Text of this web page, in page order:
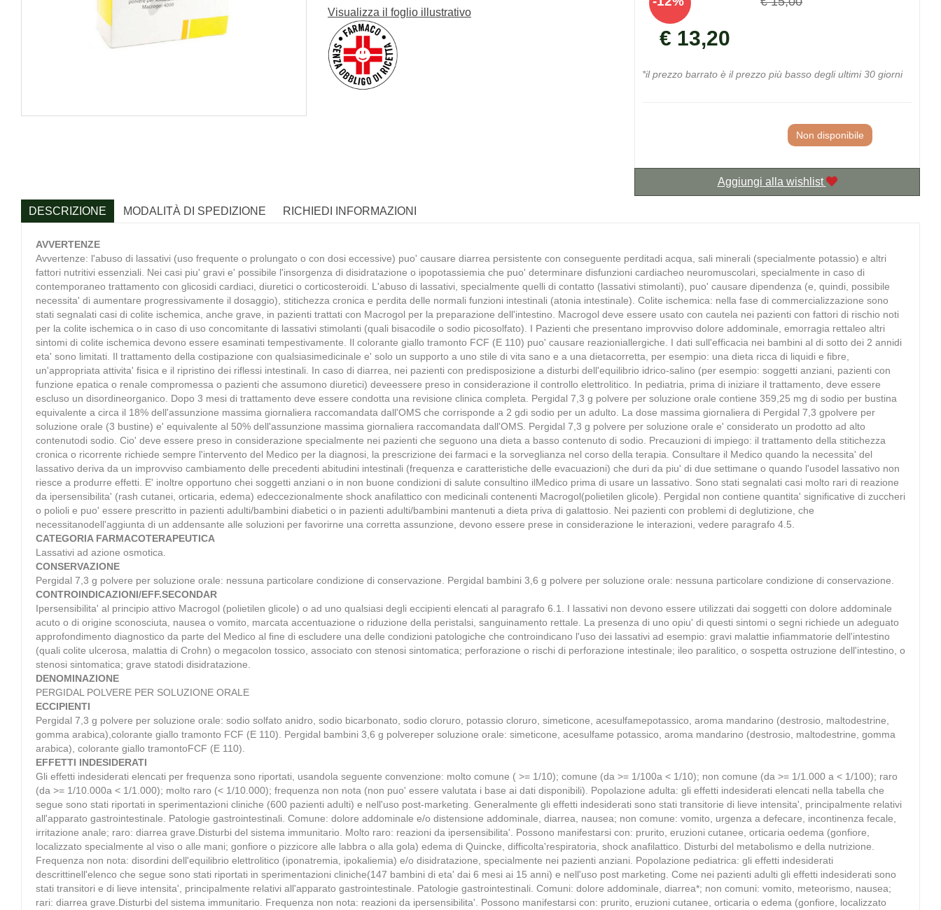
Visualizza il foglio illustrativo
del
€ 13,20
*il prezzo barrato è il prezzo più basso degli ultimi 30 giorni
Non disponibile
Aggiungi alla wishlist
DESCRIZIONE MODALITÀ DI SPEDIZIONE RICHIEDI INFORMAZIONI
AVVERTENZE
Avvertenze: l'abuso di lassativi (uso frequente o prolungato o con dosi eccessive) puo' causare diarrea persistente con conseguente perditadi acqua, sali minerali (specialmente potassio) e altri
fattori nutritivi essenziali. Nei casi piu' gravi e' possibile l'insorgenza di disidratazione o ipopotassiemia che puo' determinare disfunzioni cardiacheo neuromuscolari, specialmente in caso di
contemporaneo trattamento con glicosidi cardiaci, diuretici o corticosteroidi. L'abuso di lassativi, specialmente quelli di contatto (lassativi stimolanti), puo' causare dipendenza (e, quindi, possibile
necessita' di aumentare progressivamente il dosaggio), stitichezza cronica e perdita delle normali funzioni intestinali (atonia intestinale). Colite ischemica: nella fase di commercializzazione sono
stati segnalati casi di colite ischemica, anche grave, in pazienti trattati con Macrogol per la preparazione dell'intestino. Macrogol deve essere usato con cautela nei pazienti con fattori di rischio noti
per la colite ischemica o in caso di uso concomitante di lassativi stimolanti (quali bisacodile o sodio picosolfato). I Pazienti che presentano improvviso dolore addominale, emorragia rettaleo altri
sintomi di colite ischemica devono essere esaminati tempestivamente. Il colorante giallo tramonto FCF (E 110) puo' causare reazioniallergiche. I dati sull'efficacia nei bambini al di sotto dei 2 annidi
eta' sono limitati. Il trattamento della costipazione con qualsiasimedicinale e' solo un supporto a uno stile di vita sano e a una dietacorretta, per esempio: una dieta ricca di liquidi e fibre,
un'appropriata attivita' fisica e il ripristino dei riflessi intestinali. In caso di diarrea, nei pazienti con predisposizione a disturbi dell'equilibrio idrico-salino (per esempio: soggetti anziani, pazienti con
funzione epatica o renale compromessa o pazienti che assumono diuretici) deveessere preso in considerazione il controllo elettrolitico. In pediatria, prima di iniziare il trattamento, deve essere
escluso un disordineorganico. Dopo 3 mesi di trattamento deve essere condotta una revisione clinica completa. Pergidal 7,3 g polvere per soluzione orale contiene 359,25 mg di sodio per bustina
equivalente a circa il 18% dell'assunzione massima giornaliera raccomandata dall'OMS che corrisponde a 2 gdi sodio per un adulto. La dose massima giornaliera di Pergidal 7,3 gpolvere per
soluzione orale (3 bustine) e' equivalente al 50% dell'assunzione massima giornaliera raccomandata dall'OMS. Pergidal 7,3 g polvere per soluzione orale e' considerato un prodotto ad alto
contenutodi sodio. Cio' deve essere preso in considerazione specialmente nei pazienti che seguono una dieta a basso contenuto di sodio. Precauzioni di impiego: il trattamento della stitichezza
cronica o ricorrente richiede sempre l'intervento del Medico per la diagnosi, la prescrizione dei farmaci e la sorveglianza nel corso della terapia. Consultare il Medico quando la necessita' del
lassativo deriva da un improvviso cambiamento delle precedenti abitudini intestinali (frequenza e caratteristiche delle evacuazioni) che duri da piu' di due settimane o quando l'usodel lassativo non
riesce a produrre effetti. E' inoltre opportuno chei soggetti anziani o in non buone condizioni di salute consultino ilMedico prima di usare un lassativo. Sono stati segnalati casi molto rari di reazione
da ipersensibilita' (rash cutanei, orticaria, edema) edeccezionalmente shock anafilattico con medicinali contenenti Macrogol(polietilen glicole). Pergidal non contiene quantita' significative di zuccheri
o polioli e puo' essere prescritto in pazienti adulti/bambini diabetici o in pazienti adulti/bambini mantenuti a dieta priva di galattosio. Nei pazienti con problemi di deglutizione, che
necessitanodell'aggiunta di un addensante alle soluzioni per favorirne una corretta assunzione, devono essere prese in considerazione le interazioni, vedere paragrafo 4.5.
CATEGORIA FARMACOTERAPEUTICA
Lassativi ad azione osmotica.
CONSERVAZIONE
Pergidal 7,3 g polvere per soluzione orale: nessuna particolare condizione di conservazione. Pergidal bambini 3,6 g polvere per soluzione orale: nessuna particolare condizione di conservazione.
CONTROINDICAZIONI/EFF.SECONDAR
Ipersensibilita' al principio attivo Macrogol (polietilen glicole) o ad uno qualsiasi degli eccipienti elencati al paragrafo 6.1. I lassativi non devono essere utilizzati dai soggetti con dolore addominale
acuto o di origine sconosciuta, nausea o vomito, marcata accentuazione o riduzione della peristalsi, sanguinamento rettale. La presenza di uno opiu' di questi sintomi o segni richiede un adeguato
approfondimento diagnostico da parte del Medico al fine di escludere una delle condizioni patologiche che controindicano l'uso dei lassativi ad esempio: gravi malattie infiammatorie dell'intestino
(quali colite ulcerosa, malattia di Crohn) o megacolon tossico, associato con stenosi sintomatica; perforazione o rischi di perforazione intestinale; ileo paralitico, o sospetta ostruzione dell'intestino, o
stenosi sintomatica; grave statodi disidratazione.
DENOMINAZIONE
PERGIDAL POLVERE PER SOLUZIONE ORALE
ECCIPIENTI
Pergidal 7,3 g polvere per soluzione orale: sodio solfato anidro, sodio bicarbonato, sodio cloruro, potassio cloruro, simeticone, acesulfamepotassico, aroma mandarino (destrosio, maltodestrine,
gomma arabica),colorante giallo tramonto FCF (E 110). Pergidal bambini 3,6 g polvereper soluzione orale: simeticone, acesulfame potassico, aroma mandarino (destrosio, maltodestrine, gomma
arabica), colorante giallo tramontoFCF (E 110).
EFFETTI INDESIDERATI
Gli effetti indesiderati elencati per frequenza sono riportati, usandola seguente convenzione: molto comune ( >= 1/10); comune (da >= 1/100a < 1/10); non comune (da >= 1/1.000 a < 1/100); raro
(da >= 1/10.000a < 1/1.000); molto raro (< 1/10.000); frequenza non nota (non puo' essere valutata i base ai dati disponibili). Popolazione adulta: gli effetti indesiderati elencati nella tabella che
segue sono stati riportati in sperimentazioni cliniche (600 pazienti adulti) e nell'uso post-marketing. Generalmente gli effetti indesiderati sono stati transitorie di lieve intensita', principalmente relativi
all'apparato gastrointestinale. Patologie gastrointestinali. Comune: dolore addominale e/o distensione addominale, diarrea, nausea; non comune: vomito, urgenza a defecare, incontinenza fecale,
irritazione anale; raro: diarrea grave.Disturbi del sistema immunitario. Molto raro: reazioni da ipersensibilita'. Possono manifestarsi con: prurito, eruzioni cutanee, orticaria oedema (gonfiore,
localizzato specialmente al viso o alle mani; gonfiore o pizzicore alle labbra o alla gola) edema di Quincke, difficolta'respiratoria, shock anafilattico. Disturbi del metabolismo e della nutrizione.
Frequenza non nota: disordini dell'equilibrio elettrolitico (iponatremia, ipokaliemia) e/o disidratazione, specialmente nei pazienti anziani. Popolazione pediatrica: gli effetti indesiderati
descrittinell'elenco che segue sono stati riportati in sperimentazioni cliniche(147 bambini di eta' dai 6 mesi ai 15 anni) e nell'uso post marketing. Come nei pazienti adulti gli effetti indesiderati sono
stati transitori e di lieve intensita', principalmente relativi all'apparato gastrointestinale. Patologie gastrointestinali. Comuni: dolore addominale, diarrea*; non comuni: vomito, meteorismo, nausea;
rari: diarrea grave.Disturbi del sistema immunitario. Frequenza non nota: reazioni da ipersensibilita'. Possono manifestarsi con: prurito, eruzioni cutanee, orticaria o edema (gonfiore, localizzato